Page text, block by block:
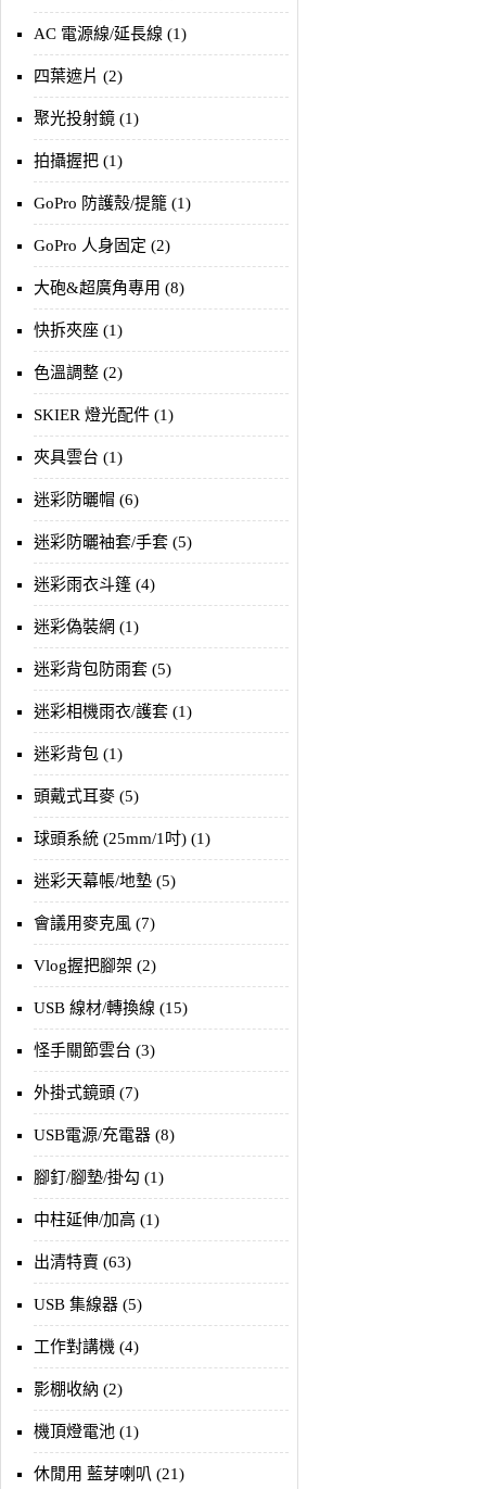
AC 電源線/延長線 (1)
四葉遮片 (2)
聚光投射鏡 (1)
拍攝握把 (1)
GoPro 防護殼/提籠 (1)
GoPro 人身固定 (2)
大砲&超廣角專用 (8)
快拆夾座 (1)
色溫調整 (2)
SKIER 燈光配件 (1)
夾具雲台 (1)
迷彩防曬帽 (6)
迷彩防曬袖套/手套 (5)
迷彩雨衣斗篷 (4)
迷彩偽裝網 (1)
迷彩背包防雨套 (5)
迷彩相機雨衣/護套 (1)
迷彩背包 (1)
頭戴式耳麥 (5)
球頭系統 (25mm/1吋) (1)
迷彩天幕帳/地墊 (5)
會議用麥克風 (7)
Vlog握把腳架 (2)
USB 線材/轉換線 (15)
怪手關節雲台 (3)
外掛式鏡頭 (7)
USB電源/充電器 (8)
腳釘/腳墊/掛勾 (1)
中柱延伸/加高 (1)
出清特賣 (63)
USB 集線器 (5)
工作對講機 (4)
影棚收納 (2)
機頂燈電池 (1)
休閒用 藍芽喇叭 (21)